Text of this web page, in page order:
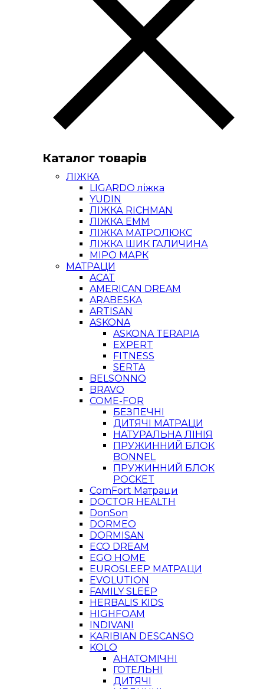
Каталог товарів
ЛІЖКА
LIGARDO ліжка
YUDIN
ЛІЖКА RICHMAN
ЛІЖКА ЕММ
ЛІЖКА МАТРОЛЮКС
ЛІЖКА ШИК ГАЛИЧИНА
МІРО МАРК
МАТРАЦИ
ACAT
AMERICAN DREAM
ARABESKA
ARTISAN
ASKONA
ASKONA TERAPIA
EXPERT
FITNESS
SERTA
BELSONNO
BRAVO
COME-FOR
БЕЗПЕЧНІ
ДИТЯЧІ МАТРАЦИ
НАТУРАЛЬНА ЛІНІЯ
ПРУЖИННИЙ БЛОК
BONNEL
ПРУЖИННИЙ БЛОК
POCKET
ComFort Матраци
DOCTOR HEALTH
DonSon
DORMEO
DORMISAN
ECO DREAM
EGO HOME
EUROSLEEP МАТРАЦИ
EVOLUTION
FAMILY SLEEP
HERBALIS KIDS
HIGHFOAM
INDIVANI
KARIBIAN DESCANSO
KOLO
АНАТОМІЧНІ
ГОТЕЛЬНІ
ДИТЯЧІ